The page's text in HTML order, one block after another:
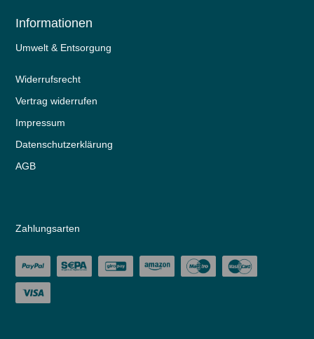
Informationen
Umwelt & Entsorgung
Widerrufs­recht
Vertrag widerrufen
Impressum
Daten­schutz­erklärung
AGB
Zahlungsarten